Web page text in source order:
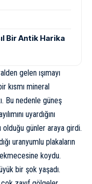
Bir Antik Harika
gelen ışımayı
kısmı mineral
Bu nedenle güneş
uyardığını
olduğu günler araya girdi.
uranyumlu plakaların
koydu.
bir şok yaşadı.